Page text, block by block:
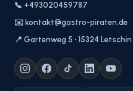
📞 +493020459787
✉️ kontakt@gastro-piraten.de
📍 Gartenweg 5 · 15324 Letschin